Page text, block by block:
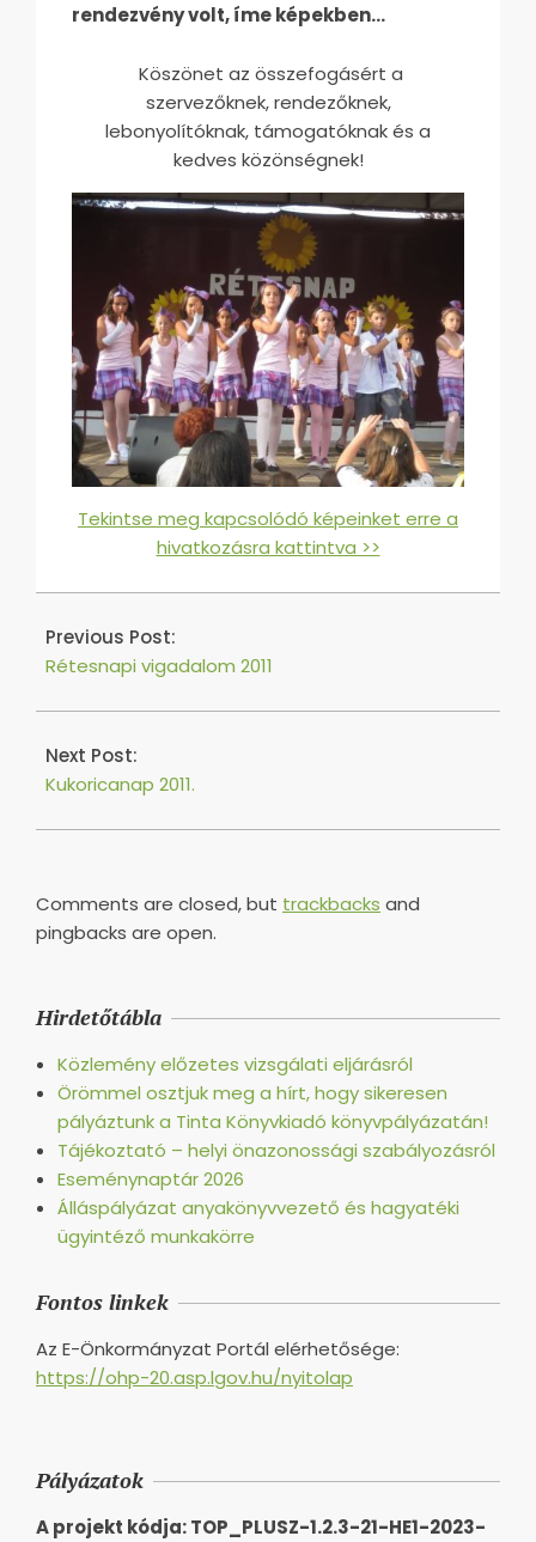
rendezvény volt, íme képekben…
Köszönet az összefogásért a
szervezőknek, rendezőknek,
lebonyolítóknak, támogatóknak és a
kedves közönségnek!
Tekintse meg kapcsolódó képeinket erre a
hivatkozásra kattintva >>
2016-
24
Previous Post:
Rétesnapi vigadalom 2011
Next Post:
Kukoricanap 2011.
Comments are closed, but trackbacks and
pingbacks are open.
Hirdetőtábla
Közlemény előzetes vizsgálati eljárásról
Örömmel osztjuk meg a hírt, hogy sikeresen
pályáztunk a Tinta Könyvkiadó könyvpályázatán!
Tájékoztató – helyi önazonossági szabályozásról
Eseménynaptár 2026
Álláspályázat anyakönyvvezető és hagyatéki
ügyintéző munkakörre
Fontos linkek
Az E-Önkormányzat Portál elérhetősége:
https://ohp-20.asp.lgov.hu/nyitolap
Pályázatok
A projekt kódja: TOP_PLUSZ-1.2.3-21-HE1-2023-